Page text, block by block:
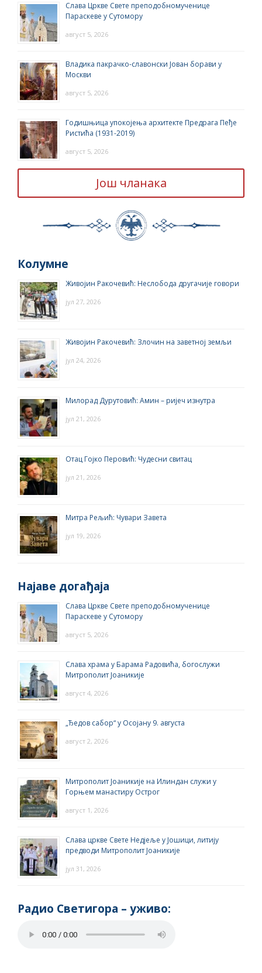
Слава Цркве Свете преподобномученице
Параскеве у Сутомору
август 5, 2026
Владика пакрачко-славонски Јован борави у
Москви
август 5, 2026
Годишњица упокојења архитекте Предрага Пеђе
Ристића (1931-2019)
август 5, 2026
Још чланака
Колумне
Живојин Ракочевић: Неслобода другачије говори
јул 27, 2026
Живојин Ракочевић: Злочин на заветној земљи
јул 24, 2026
Милорад Дурутовић: Амин – ријеч изнутра
јул 21, 2026
Отац Гојко Перовић: Чудесни свитац
јул 21, 2026
Митра Рељић: Чувари Завета
јул 19, 2026
Најаве догађаја
Слава Цркве Свете преподобномученице
Параскеве у Сутомору
август 5, 2026
Слава храма у Барама Радовића, богослужи
Митрополит Јоаникије
август 4, 2026
„Ђедов сабор“ у Осојану 9. августа
август 2, 2026
Митрополит Јоаникије на Илиндан служи у
Горњем манастиру Острог
август 1, 2026
Слава цркве Свете Недјеље у Јошици, литију
предводи Митрополит Јоаникије
јул 31, 2026
Радио Светигора – yживо: